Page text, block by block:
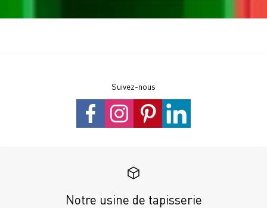
Suivez-nous
Notre usine de tapisserie